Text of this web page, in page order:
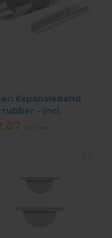
Expansieband
rubber - incl.
op maat gezet
Incl. btw